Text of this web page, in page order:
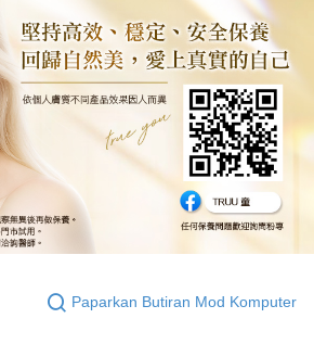
Paparkan Butiran Mod Komputer